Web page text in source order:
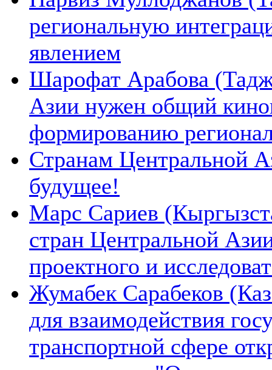
региональную
явлением
Шарофат Арабова
Азии нужен общий
формированию
Странам Центральной
будущее!
Марс Сариев
стран Центральной
проектного и
Жумабек Сарабеков
для взаимодействия
транспортной сфере